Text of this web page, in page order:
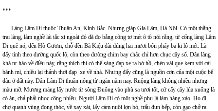
***
Làng Lâm Di thuộc Thuận An, Kinh Bắc. Nhưng giáp Gia Lâm, Hà Nội. Có một thằng
trai làng, làm nghề lái tắc xi ngoài đó đã đo bằng công tơ mét ô tô nói rằng, từ cổng làng Lâm
Di quê nó, đến Hồ Gươm, chỗ đền Bà Kiệu dài đúng hai mươi bốn phẩy ba ki lô mét. Là
đấy tính theo đường quốc lộ, còn theo đường chim bay chắc chỉ hơn chục cây số. Dân làng
khá tự hào về điều này, rằng thích thì có thể sáng đạp xe ra bờ hồ, chén vài que kem với cái
bánh mì, chiều lại thảnh thơi đạp xe về nhà. Nhưng đấy cũng là nguồn cơn của một cuộc bể
dâu ở đất này. Dân Lâm Di thuần nông từ ngàn năm nay. Ruộng làng không nhiều nhưng
màu mỡ. Mương máng lấy nước từ sông Đuống vào phù sa tươi tốt, cứ cấy cây lúa xuống là
có ăn, chả phải nhọc công nhiều. Người Lâm Di có một nghề phụ là làm hàng xáo. Họ đi
chợ quanh vùng đong thóc, về xay xát, lấy cám nuôi lợn bò, trấu đun bếp, còn gạo chở ra